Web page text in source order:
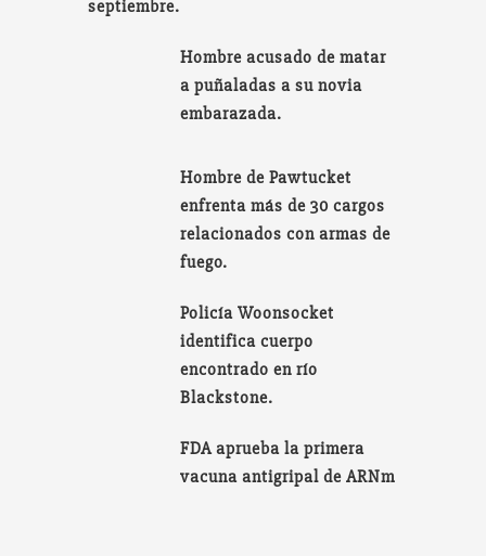
septiembre.
Hombre acusado de matar
a puñaladas a su novia
embarazada.
Hombre de Pawtucket
enfrenta más de 30 cargos
relacionados con armas de
fuego.
Policía Woonsocket
identifica cuerpo
encontrado en río
Blackstone.
FDA aprueba la primera
vacuna antigripal de ARNm